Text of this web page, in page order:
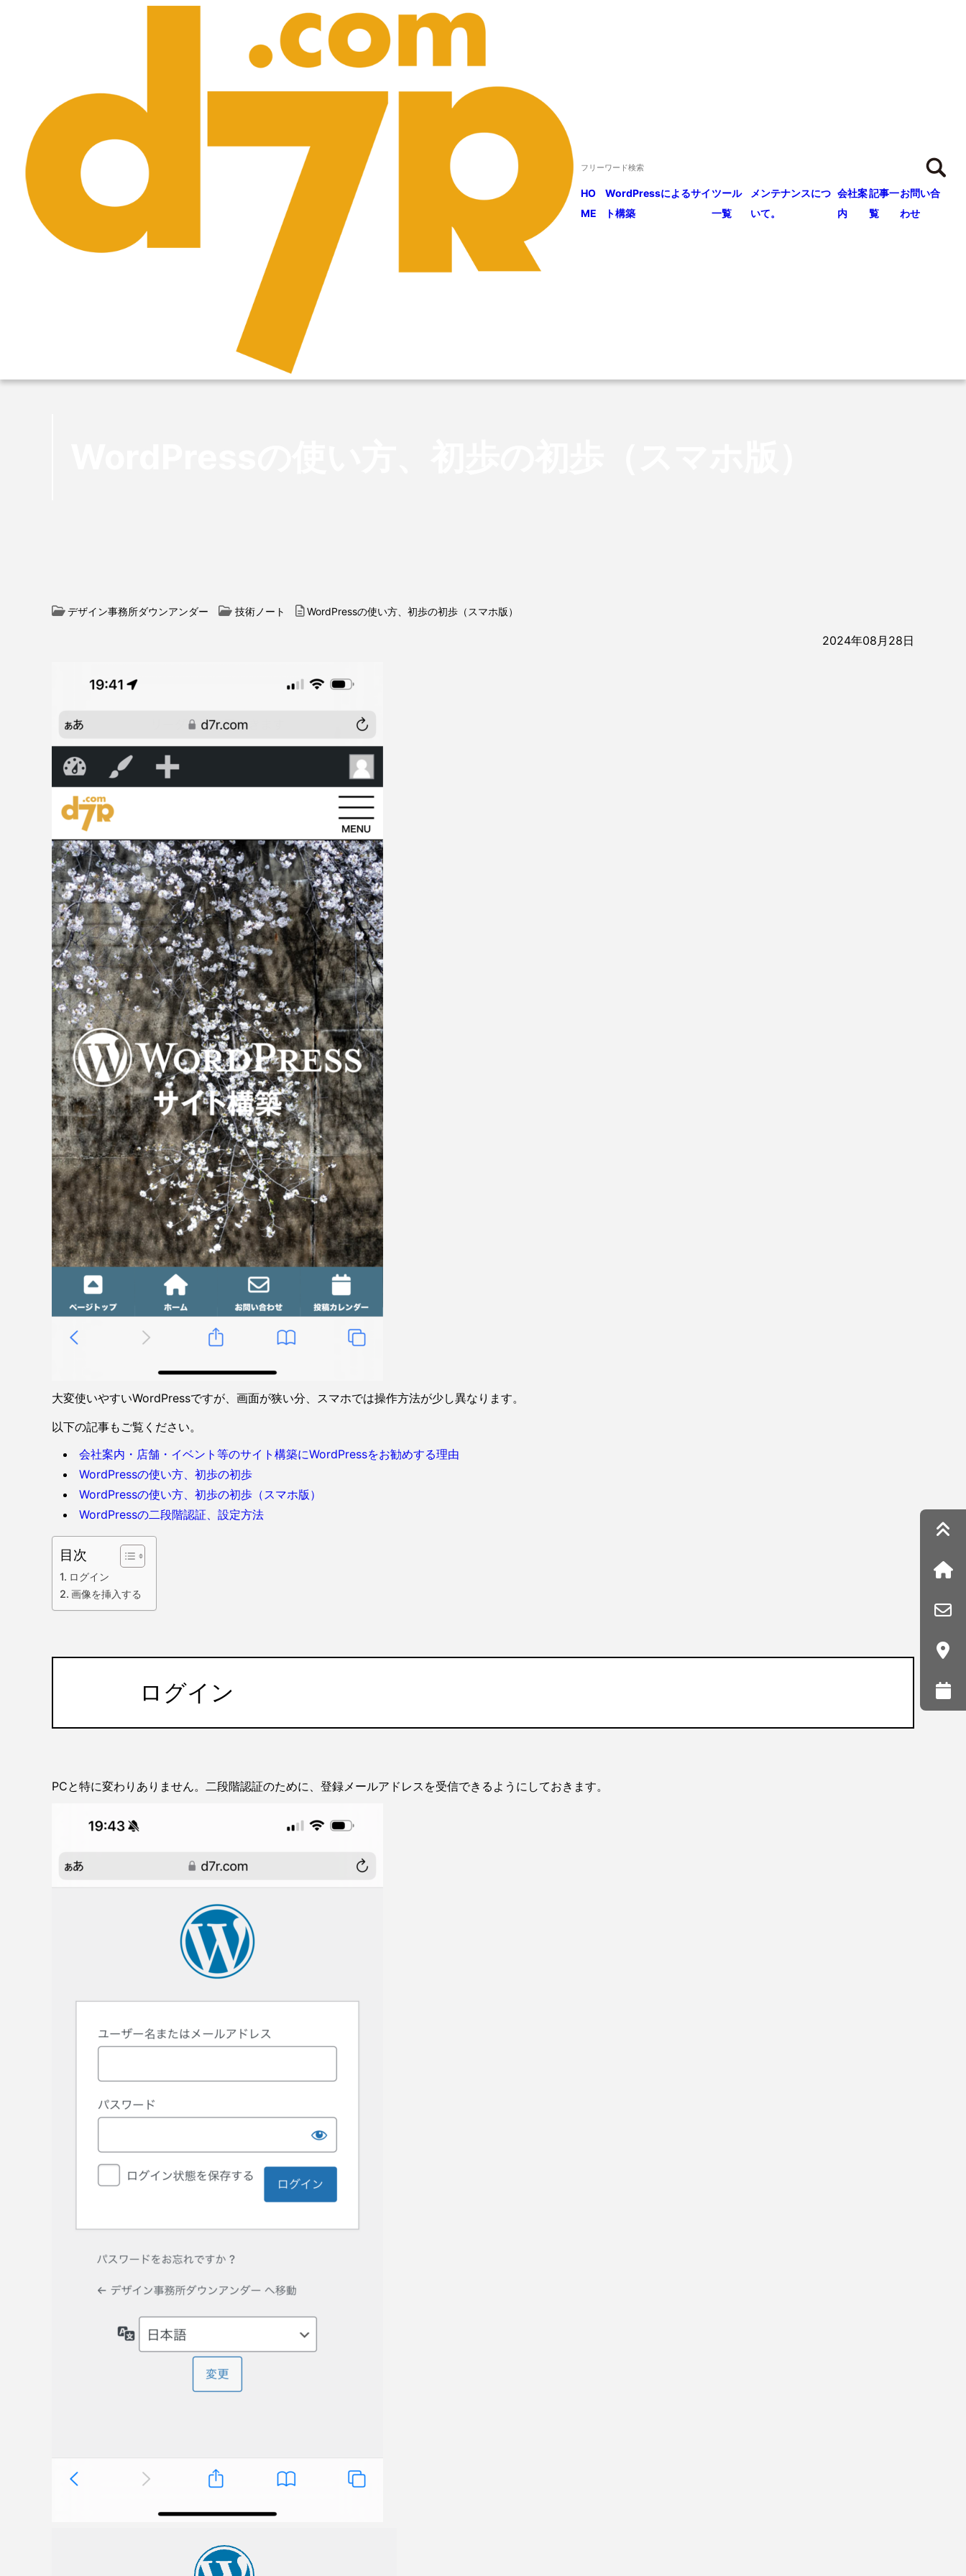
HO
ME
WordPressによるサイ
ト構築
ツール
一覧
メンテナンスにつ
いて。
会社案
内
記事一
覧
お問い合
わせ
デザイン事務所ダウンアンダー 技術ノート WordPressの使い方、初歩の初歩（スマホ版）
2024年08月28日
大変使いやすいWordPressですが、画面が狭い分、スマホでは操作方法が少し異なります。
以下の記事もご覧ください。
会社案内・店舗・イベント等のサイト構築にWordPressをお勧めする理由
WordPressの使い方、初歩の初歩
WordPressの使い方、初歩の初歩（スマホ版）
WordPressの二段階認証、設定方法
目次
ログイン
画像を挿入する
ログイン
PCと特に変わりありません。二段階認証のために、登録メールアドレスを受信できるようにしておきます。